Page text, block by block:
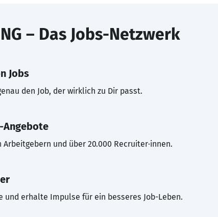
– Das Jobs-Netzwerk
Jobs
den Job, der wirklich zu Dir passt.
Angebote
Arbeitgebern und über 20.000 Recruiter·innen.
und erhalte Impulse für ein besseres Job-Leben.